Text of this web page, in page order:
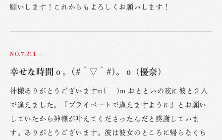
願いします！これからもよろしくお願いします！
NO.7,211
幸せな時間о。(#´▽｀#)。о (優奈)
神様ありがとうございますm(_ _)m おとといの夜に彼と２人
で逢えました。『プライベートで逢えますように』とお願い
していたから神様が叶えてくださったんだと感謝していま
す。ありがとうございます。彼は彼女のところに帰らなくち